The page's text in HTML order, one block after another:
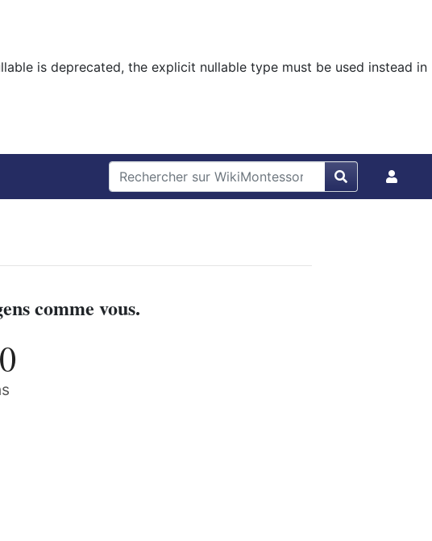
is deprecated, the explicit nullable type must be used instead in
comme vous.